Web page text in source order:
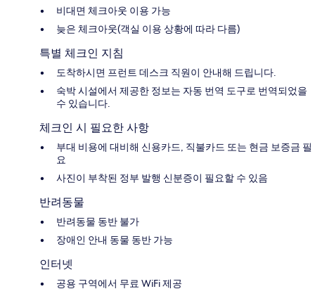
비대면 체크아웃 이용 가능
늦은 체크아웃(객실 이용 상황에 따라 다름)
특별 체크인 지침
도착하시면 프런트 데스크 직원이 안내해 드립니다.
숙박 시설에서 제공한 정보는 자동 번역 도구로 번역되었을
수 있습니다.
체크인 시 필요한 사항
부대 비용에 대비해 신용카드, 직불카드 또는 현금 보증금 필
요
사진이 부착된 정부 발행 신분증이 필요할 수 있음
반려동물
반려동물 동반 불가
장애인 안내 동물 동반 가능
인터넷
공용 구역에서 무료 WiFi 제공